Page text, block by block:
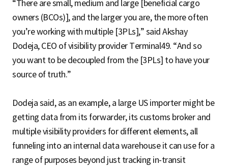
“There are small, medium and large [beneficial cargo
owners (BCOs)], and the larger you are, the more often
you’re working with multiple [3PLs],” said Akshay
Dodeja, CEO of visibility provider Terminal49. “And so
you want to be decoupled from the [3PLs] to have your
source of truth.”
Dodeja said, as an example, a large US importer might be
getting data from its forwarder, its customs broker and
multiple visibility providers for different elements, all
funneling into an internal data warehouse it can use for a
range of purposes beyond just tracking in-transit